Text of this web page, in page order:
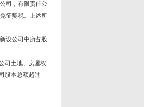
司，有限责任公
征契税。上述所
设公司中所占股
司土地、房屋权
股本总额超过